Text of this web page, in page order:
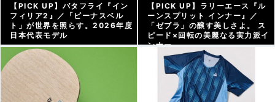
【PICK UP】バタフライ『イン
フィリア2』／「ビーナスベル
ト」が世界を照らす。2026年度
日本代表モデル
【PICK UP】ラリーエース『ル
ーンスプリット インナー』／
「ゼブラ」の醸す美しさよ。 ス
ピード×回転の美麗なる実力派イ
ンナー
アーカイブ |